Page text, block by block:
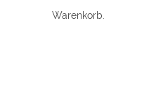
Warenkorb.